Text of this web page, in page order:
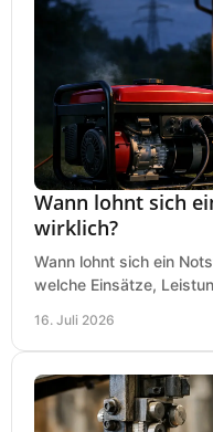
Wann lohnt sich
wirklich?
Wann lohnt sich ein
welche Einsätze,
16. Juli 2026